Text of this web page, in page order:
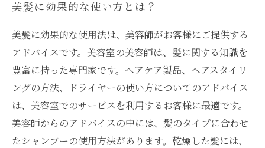
美髪に効果的な使い方とは？
美髪に効果的な使用法は、美容師がお客様にご提供する
アドバイスです。美容室の美容師は、髪に関する知識を
豊富に持った専門家です。ヘアケア製品、ヘアスタイリ
ングの方法、ドライヤーの使い方についてのアドバイス
は、美容室でのサービスを利用するお客様に最適です。
美容師からのアドバイスの中には、髪のタイプに合わせ
たシャンプーの使用方法があります。乾燥した髪には、